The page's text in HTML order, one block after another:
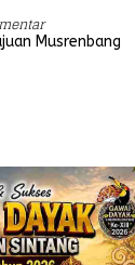
Musrenbang